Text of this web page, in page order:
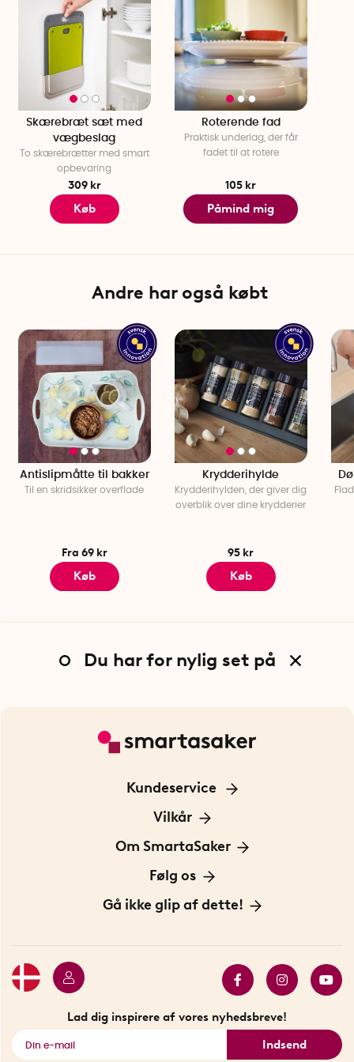
Design: Joseph Joseph
Skærebræt sæt med
vægbeslag
To skærebrætter med smart
opbevaring
309 kr
Køb
Roterende fad
Praktisk underlag, der får
fadet til at rotere
105 kr
Påmind mig
Andre har også købt
Antislipmåtte til bakker
Til en skridsikker overflade
Fra 69 kr
Køb
Krydderihylde
Krydderihylden, der giver dig
overblik over dine krydderier
95 kr
Køb
Du har for nylig set på
Kundeservice
Kontakt os
Vilkår
Information om cookies
Privatlivspolitik
Om SmartaSaker
Om os
Vores historie
Følg os
Opfindere
Gå ikke glip af dette!
Lad dig inspirere af vores nyhedsbreve!
Indsend